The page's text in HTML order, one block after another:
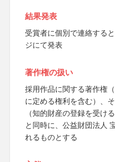
結果発表
受賞者に個別で連絡する
ジにて発表
著作権の扱い
採用作品に関する著作権
に定める権利を含む）、
（知的財産の登録を受け
と同時に、公益財団法人
れるものとする